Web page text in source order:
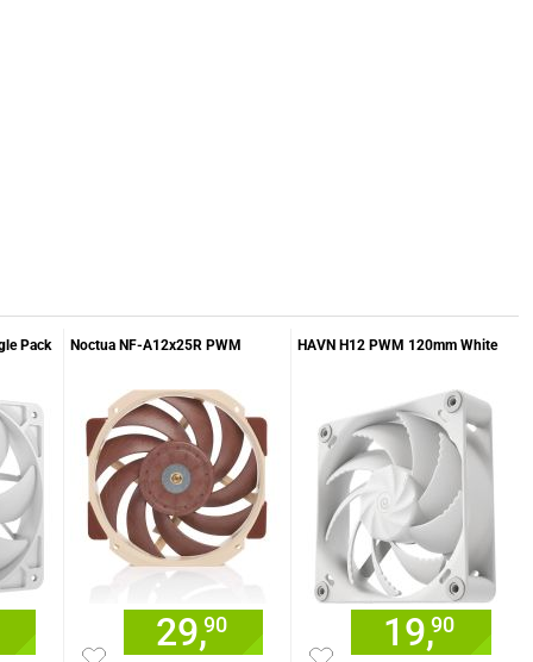
Pack Noctua NF-A12x25R PWM
29,90
HAVN H12 PWM 120mm White
19,90